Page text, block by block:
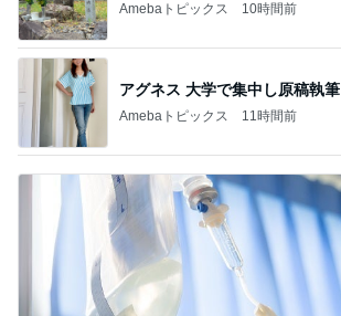
Amebaトピックス 10時間前
アグネス 大学で集中し原稿執筆
Amebaトピックス 11時間前